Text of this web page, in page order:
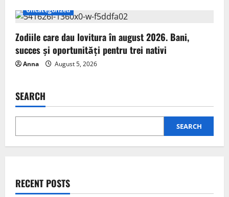
Uncategorized
Zodiile care dau lovitura în august 2026. Bani,
succes și oportunități pentru trei nativi
Anna August 5, 2026
SEARCH
SEARCH
RECENT POSTS